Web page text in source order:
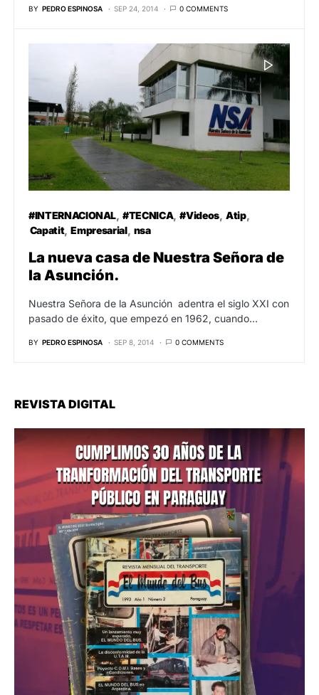
BY PEDRO ESPINOSA SEP 24, 2014 0 COMMENTS
#INTERNACIONAL #TECNICA #Videos Atip
Capatit Empresarial nsa
La nueva casa de Nuestra Señora de
la Asunción.
Nuestra Señora de la Asunción adentra el siglo XXI con
pasado de éxito, que empezó en 1962, cuando…
BY PEDRO ESPINOSA SEP 8, 2014 0 COMMENTS
REVISTA DIGITAL